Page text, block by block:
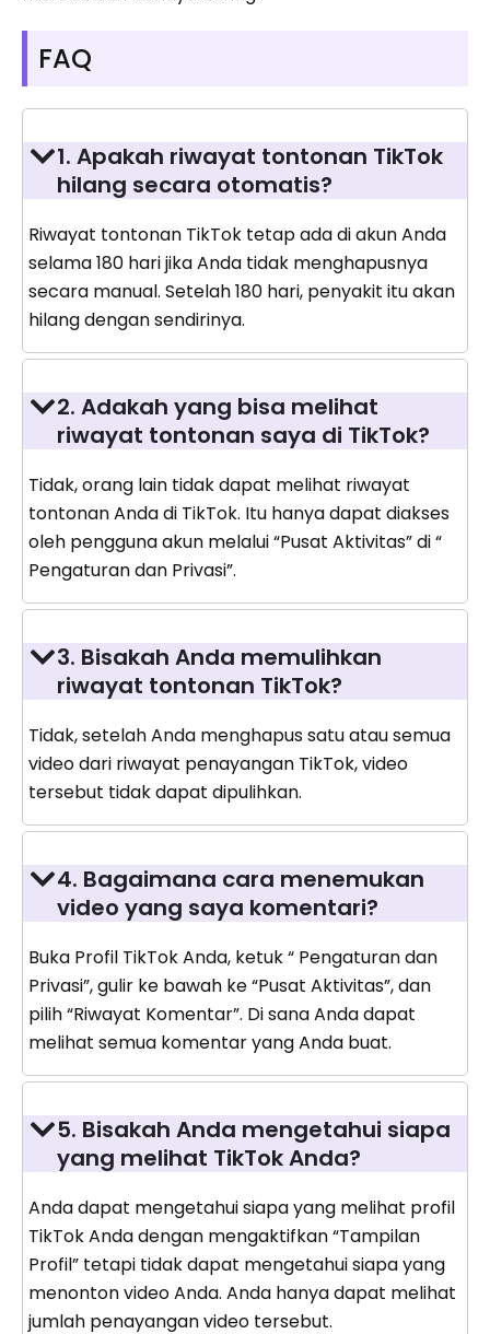
FAQ
1. Apakah riwayat tontonan TikTok
hilang secara otomatis?
Riwayat tontonan TikTok tetap ada di akun Anda
selama 180 hari jika Anda tidak menghapusnya
secara manual. Setelah 180 hari, penyakit itu akan
hilang dengan sendirinya.
2. Adakah yang bisa melihat
riwayat tontonan saya di TikTok?
Tidak, orang lain tidak dapat melihat riwayat
tontonan Anda di TikTok. Itu hanya dapat diakses
oleh pengguna akun melalui “Pusat Aktivitas” di “
Pengaturan dan Privasi”.
3. Bisakah Anda memulihkan
riwayat tontonan TikTok?
Tidak, setelah Anda menghapus satu atau semua
video dari riwayat penayangan TikTok, video
tersebut tidak dapat dipulihkan.
4. Bagaimana cara menemukan
video yang saya komentari?
Buka Profil TikTok Anda, ketuk “ Pengaturan dan
Privasi”, gulir ke bawah ke “Pusat Aktivitas”, dan
pilih “Riwayat Komentar”. Di sana Anda dapat
melihat semua komentar yang Anda buat.
5. Bisakah Anda mengetahui siapa
yang melihat TikTok Anda?
Anda dapat mengetahui siapa yang melihat profil
TikTok Anda dengan mengaktifkan “Tampilan
Profil” tetapi tidak dapat mengetahui siapa yang
menonton video Anda. Anda hanya dapat melihat
jumlah penayangan video tersebut.